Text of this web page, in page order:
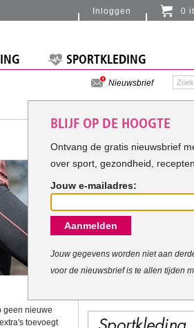
geen nieuwe
toevoegt
SPORTKLEDING
Nieuwsbrief
Inloggen 0
Er zitten
BLIJF OP DE HOOGTE
Ontvang de gratis nieuwsbrief
over sport, gezondheid,
Jouw e-mailadres:
Aanmelden
Jouw gegevens worden niet aan
voor de nieuwsbrief is te allen tijden